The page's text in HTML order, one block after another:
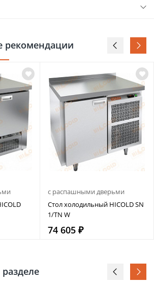
рекомендации
с распашными дверьми
Стол холодильный HICOLD SN
1/TN W
74 605 ₽